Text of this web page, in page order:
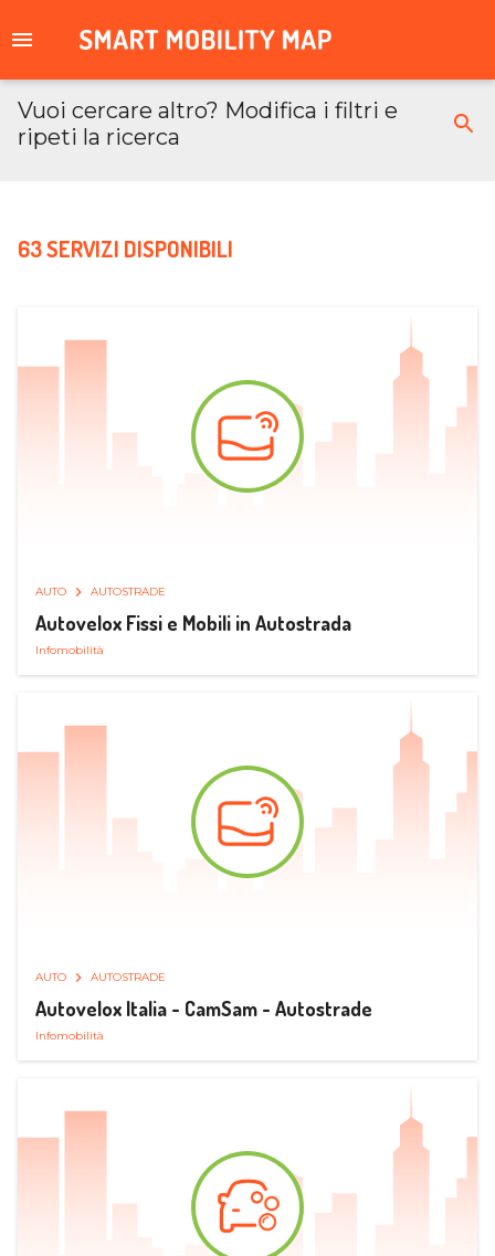
Vuoi cercare altro? Modifica i filtri e
ripeti la ricerca
63 SERVIZI DISPONIBILI
AUTO AUTOSTRADE
Autovelox Fissi e Mobili in Autostrada
Infomobilità
AUTO AUTOSTRADE
Autovelox Italia - CamSam - Autostrade
Infomobilità